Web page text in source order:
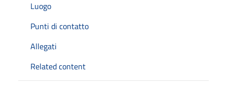
Luogo
Punti di contatto
Allegati
Related content